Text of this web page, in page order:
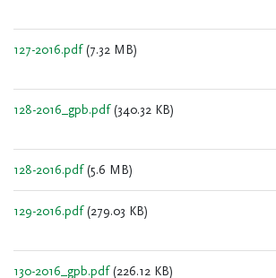
127-2016.pdf (7.32 MB)
128-2016_gpb.pdf (340.32 KB)
128-2016.pdf (5.6 MB)
129-2016.pdf (279.03 KB)
130-2016_gpb.pdf (226.12 KB)